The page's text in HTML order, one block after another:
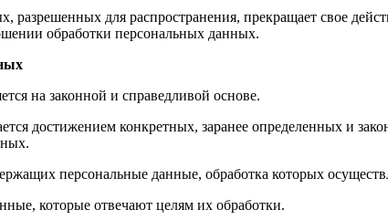
разрешенных для распространения, прекращает свое
обработки персональных данных.
на законной и справедливой основе.
достижением конкретных, заранее определенных и
персональные данные, обработка которых
которые отвечают целям их обработки.